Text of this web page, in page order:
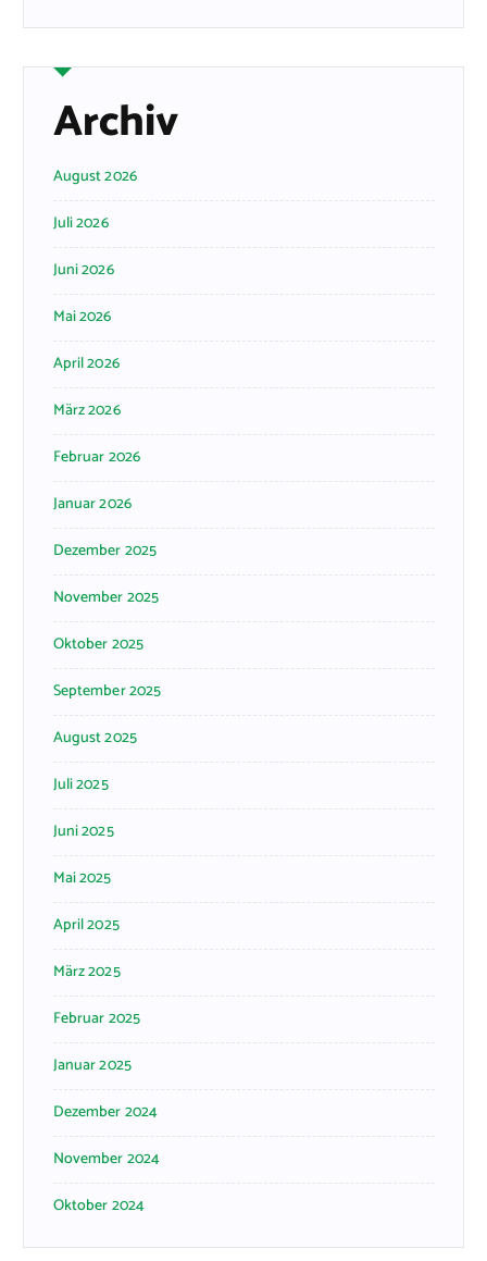
Archiv
August 2026
Juli 2026
Juni 2026
Mai 2026
April 2026
März 2026
Februar 2026
Januar 2026
Dezember 2025
November 2025
Oktober 2025
September 2025
August 2025
Juli 2025
Juni 2025
Mai 2025
April 2025
März 2025
Februar 2025
Januar 2025
Dezember 2024
November 2024
Oktober 2024